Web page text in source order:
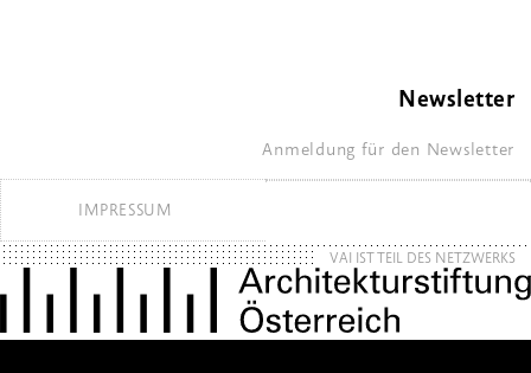
Newsletter
Anmeldung für den Newsletter
IMPRESSUM
VAI IST TEIL DES NETZWERKS